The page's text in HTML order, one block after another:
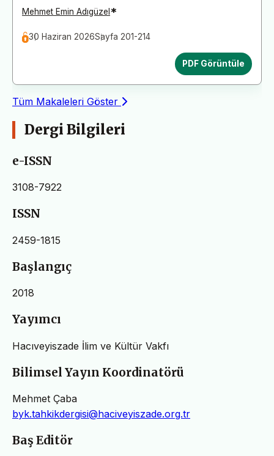
Mehmet Emin Adıgüzel *
30 Haziran 2026Sayfa 201-214
PDF Görüntüle
Tüm Makaleleri Göster
Dergi Bilgileri
e-ISSN
3108-7922
ISSN
2459-1815
Başlangıç
2018
Yayımcı
Hacıveyiszade İlim ve Kültür Vakfı
Bilimsel Yayın Koordinatörü
Mehmet Çaba
byk.tahkikdergisi@haciveyiszade.org.tr
Baş Editör